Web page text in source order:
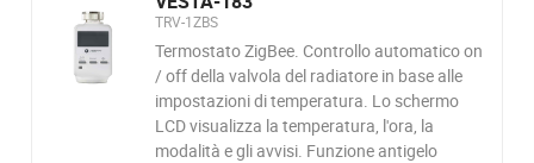
TRV-1ZBS
Termostato ZigBee. Controllo automatico on
/ off della valvola del radiatore in base alle
impostazioni di temperatura. Lo schermo
LCD visualizza la temperatura, l'ora, la
modalità e gli avvisi. Funzione antigelo